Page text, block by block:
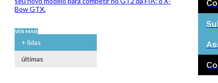
Bow GTX.
VER MAIS
+ lidas
últimas